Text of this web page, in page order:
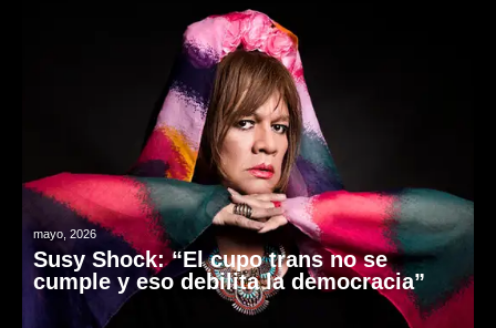
mayo, 2026
Susy Shock: “El cupo trans no se
cumple y eso debilita la democracia”